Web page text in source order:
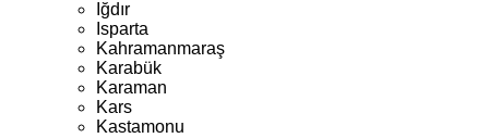
Iğdır
Isparta
Kahramanmaraş
Karabük
Karaman
Kars
Kastamonu